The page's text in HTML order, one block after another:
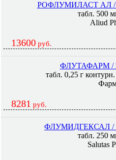
РОФЛУМИЛАСТ АЛ /
табл. 500
Aliud
13600 руб.
ФЛУТАФАРМ /
табл. 0,25 г
8281 руб.
ФЛУМИДГЕКСАЛ /
табл. 250
Salutas